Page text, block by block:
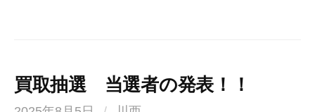
買取抽選 当選者の発表！！